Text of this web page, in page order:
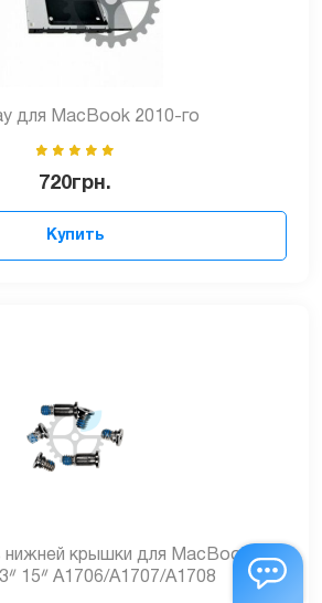
для MacBook 2010-го
720грн.
Купить
нижней крышки для MacBook Pro
15ᐥ A1706/A1707/A1708